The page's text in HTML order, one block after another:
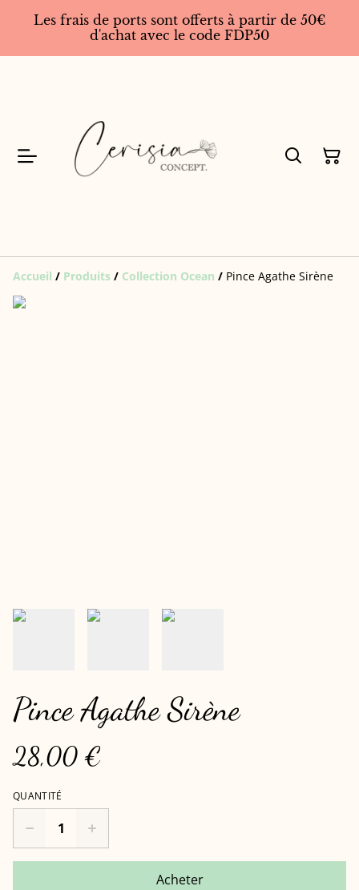
Les frais de ports sont offerts à partir de 50€
d'achat avec le code FDP50
Accueil / Produits / Collection Ocean / Pince Agathe Sirène
Pince Agathe Sirène
28,00 €
QUANTITÉ
Acheter